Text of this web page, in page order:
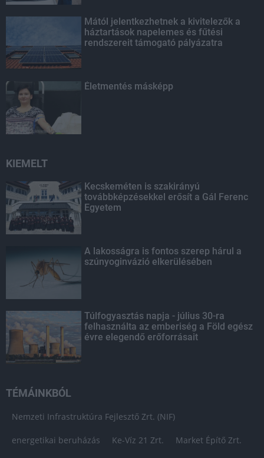
Mától jelentkezhetnek a kivitelezők a
háztartások napelemes és fűtési
rendszereit támogató pályázatra
Életmentés másképp
KIEMELT
Kecskeméten is szakirányú
továbbképzésekkel erősít a Gál Ferenc
Egyetem
A lakosságra is fontos szerep hárul a
szúnyoginvázió elkerülésében
Túlfogyasztás napja - július 30-ra
felhasználta az emberiség a Föld egész
évre elegendő erőforrásait
TÉMÁINKBÓL
Nemzeti Infrastruktúra Fejlesztő Zrt. (NIF)
energetikai beruházás Ke-Víz 21 Zrt. Market Építő Zrt.